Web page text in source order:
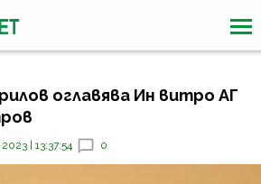
оглавява Ин витро АГ
| 13:37:54 0